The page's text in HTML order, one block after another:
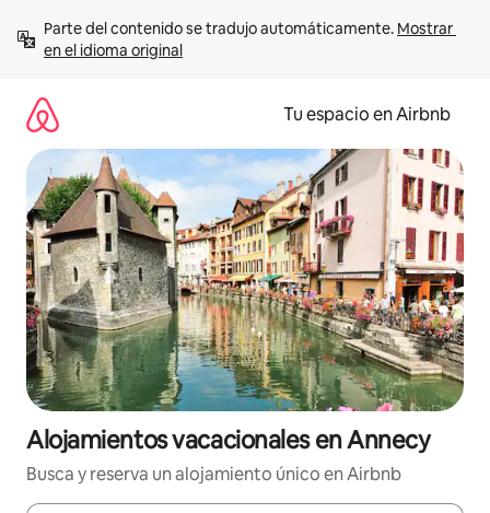
contenido
Parte del contenido se tradujo automáticamente. Mostrar
en el idioma original
Tu espacio en Airbnb
Alojamientos vacacionales en Annecy
Busca y reserva un alojamiento único en Airbnb